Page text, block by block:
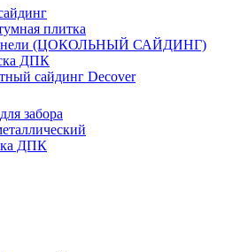
плитка
(ЦОКОЛЬНЫЙ САЙДИНГ)
ДПК
сайдинг Decover
забора
ДПК